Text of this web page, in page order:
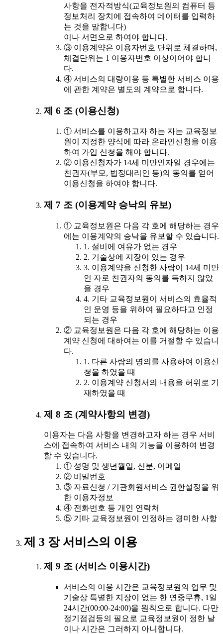
사항을 전자적방식(교육정보원의 컴퓨터 등
정보처리 장치에 접속하여 데이터를 입력하
는 것을 말합니다)
이나 서면으로 하여야 합니다.
③ 이용계약은 이용자번호 단위로 체결하며,
체결단위는 1 이용자번호 이상이어야 합니
다.
④ 서비스의 대량이용 등 특별한 서비스 이용
에 관한 계약은 별도의 계약으로 합니다.
제 6 조 (이용신청)
① 서비스를 이용하고자 하는 자는 교육정보
원이 지정한 양식에 따라 온라인신청을 이용
하여 가입 신청을 해야 합니다.
② 이용신청자가 14세 미만인자일 경우에는
친권자(부모, 법정대리인 등)의 동의를 얻어
이용신청을 하여야 합니다.
제 7 조 (이용계약 승낙의 유보)
① 교육정보원은 다음 각 호에 해당하는 경우
에는 이용계약의 승낙을 유보할 수 있습니다.
1. 설비에 여유가 없는 경우
2. 기술상에 지장이 있는 경우
3. 이용계약을 신청한 사람이 14세 미만
인 자로 친권자의 동의를 득하지 않았
을 경우
4. 기타 교육정보원이 서비스의 효율적
인 운영 등을 위하여 필요하다고 인정
되는 경우
② 교육정보원은 다음 각 호에 해당하는 이용
계약 신청에 대하여는 이를 거절할 수 있습니
다.
1. 다른 사람의 명의를 사용하여 이용신
청을 하였을 때
2. 이용계약 신청서의 내용을 허위로 기
재하였을 때
제 8 조 (계약사항의 변경)
이용자는 다음 사항을 변경하고자 하는 경우 서비
스에 접속하여 서비스 내의 기능을 이용하여 변경
할 수 있습니다.
① 성명 및 생년월일, 신분, 이메일
② 비밀번호
③ 자료신청 / 기관회원서비스 권한설정을 위
한 이용자정보
④ 전화번호 등 개인 연락처
⑤ 기타 교육정보원이 인정하는 경미한 사항
제 3 장 서비스의 이용
제 9 조 (서비스 이용시간)
서비스의 이용 시간은 교육정보원의 업무 및
기술상 특별한 지장이 없는 한 연중무휴, 1일
24시간(00:00-24:00)을 원칙으로 합니다. 다만
정기점검등의 필요로 교육정보원이 정한 날
이나 시간은 그러하지 아니합니다.